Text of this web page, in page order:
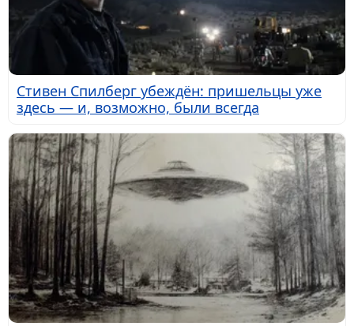
Стивен Спилберг убеждён: пришельцы уже
здесь — и, возможно, были всегда